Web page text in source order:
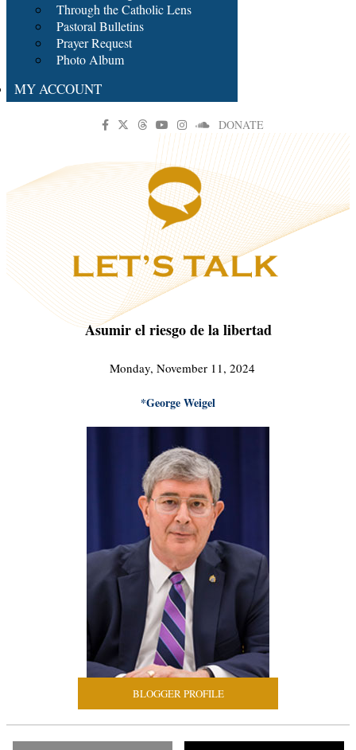
Through the Catholic Lens
Pastoral Bulletins
Prayer Request
Photo Album
MY ACCOUNT
DONATE
Asumir el riesgo de la libertad
Monday, November 11, 2024
*George Weigel
BLOGGER PROFILE